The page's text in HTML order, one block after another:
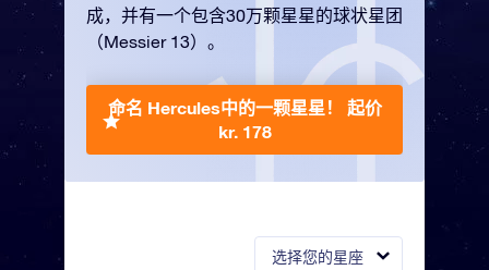
选择您的星座
成，并有一个包含30万颗星星的球状星团
（Messier 13）。
命名 Hercules中的一颗星星！ 起价
kr. 178